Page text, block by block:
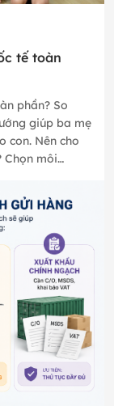
tế toàn
phần? So
giúp ba mẹ
con. Nên cho
Chọn môi